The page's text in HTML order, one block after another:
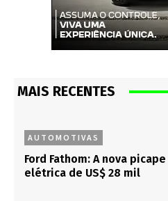
MAIS RECENTES
AUTOMOTIVAS
Ford Fathom: A nova picape
elétrica de US$ 28 mil